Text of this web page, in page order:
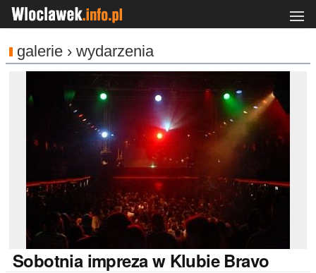
galerie › wydarzenia
Sobotniaimpreza w Klubie Bravo